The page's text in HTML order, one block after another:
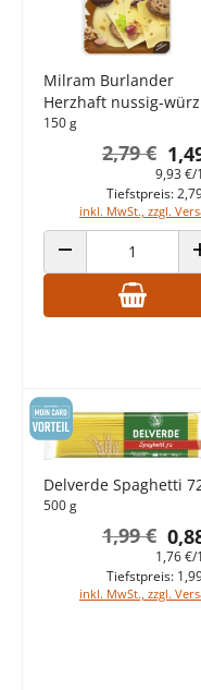
Milram Burlander
Herzhaft nussig-
150 g
2,79 €
9,93 €/
inkl. MwSt., zzgl.
Tiefstpreis:
ANZAHL VERRINGERN
Delverde Spaghetti
500 g
1,99 €
1,76 €/
inkl. MwSt., zzgl.
Tiefstpreis: